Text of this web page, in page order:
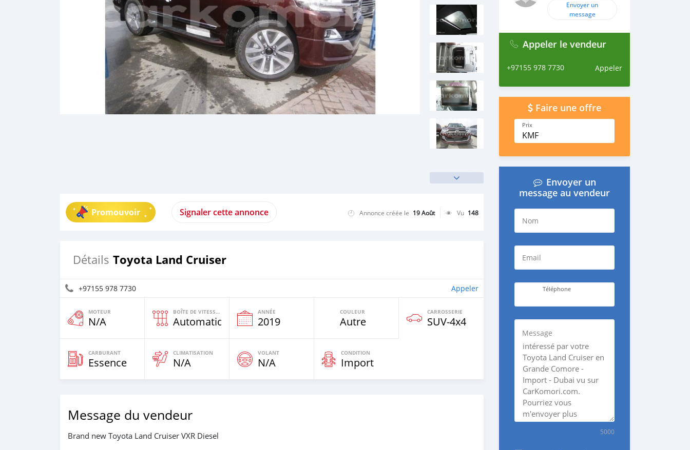
Promouvoir Signaler cette annonce Annonce créée le 19 Août Vu 148
Détails Toyota Land Cruiser
+97155 978 7730 Appeler
MOTEUR
N/A
BOÎTE DE VITESSES
Automatique
ANNÉE
2019
COULEUR
Autre
CARROSSERIE
SUV‒4x4
CARBURANT
Essence
CLIMATISATION
N/A
VOLANT
N/A
CONDITION
Import
Message du vendeur
Brand new Toyota Land Cruiser VXR Diesel
Envoyer un
message
Appeler le vendeur
+97155 978 7730 Appeler
Faire une offre
Prix
KMF
Envoyer un
message au vendeur
Nom
Email
Téléphone
Message
5000